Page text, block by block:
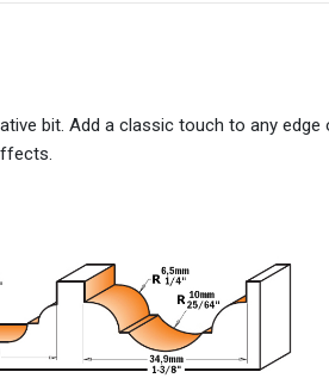
bit. Add a classic touch to any edge